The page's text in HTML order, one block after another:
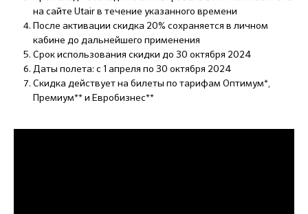
на сайте Utair в течение указанного времени
После активации скидка 20% сохраняется в личном
кабине до дальнейшего применения
Срок использования скидки до 30 октября 2024
Даты полета: с 1 апреля по 30 октября 2024
Скидка действует на билеты по тарифам Оптимум*,
Премиум** и Евробизнес**